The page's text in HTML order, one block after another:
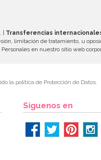
| Transferencias
limitación de tratamiento, u
en nuestro sitio web
la política de Protección de Datos.
Síguenos en